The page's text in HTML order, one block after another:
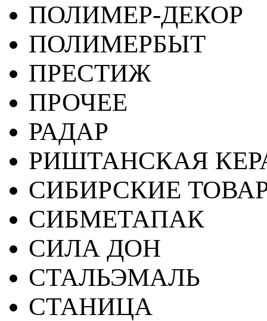
ПОЛИМЕР-ДЕКОР
ПОЛИМЕРБЫТ
ПРЕСТИЖ
ПРОЧЕЕ
РАДАР
РИШТАНСКАЯ
СИБИРСКИЕ
СИБМЕТАПАК
СИЛА ДОН
СТАЛЬЭМАЛЬ
СТАНИЦА